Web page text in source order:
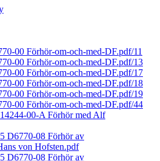
00 Förhör-om-och-med-DF.pdf/11
00 Förhör-om-och-med-DF.pdf/13
00 Förhör-om-och-med-DF.pdf/17
00 Förhör-om-och-med-DF.pdf/18
00 Förhör-om-och-med-DF.pdf/19
00 Förhör-om-och-med-DF.pdf/44
00-A Förhör med Alf
D6770-08 Förhör av
von Hofsten.pdf
D6770-08 Förhör av